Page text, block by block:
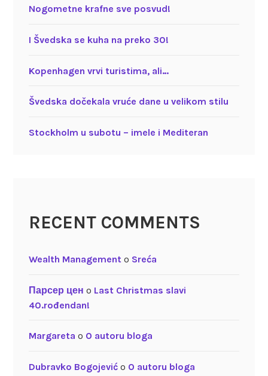
Nogometne krafne sve posvud!
I Švedska se kuha na preko 30!
Kopenhagen vrvi turistima, ali…
Švedska dočekala vruće dane u velikom stilu
Stockholm u subotu – imele i Mediteran
RECENT COMMENTS
Wealth Managemento Sreća
Парсер цен o Last Christmas slavi
40.rođendan!
Margareta o O autoru bloga
Dubravko Bogojevićo O autoru bloga